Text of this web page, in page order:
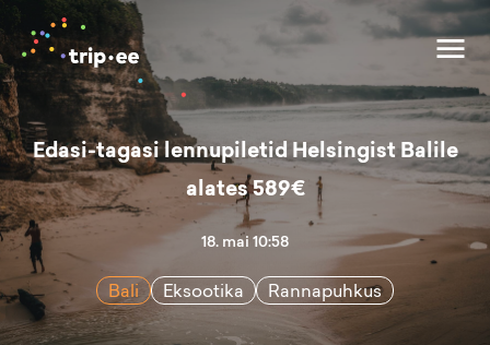
Edasi-tagasi lennupiletid Helsingist Balile
alates 589€
18. mai 10:58
Bali Eksootika Rannapuhkus